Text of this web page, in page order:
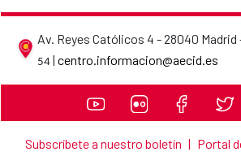
Av. Reyes Católicos 4 - 28040 Madrid
54 | centro.informacion@aecid.es
AECID
Subscríbete a nuestro boletín | Portal